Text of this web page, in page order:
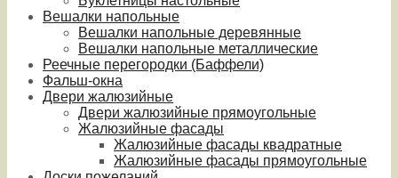
Вешалки напольные
Вешалки напольные деревянные
Вешалки напольные металлические
Реечные перегородки (Баффели)
Фальш-окна
Двери жалюзийные
Двери жалюзийные прямоугольные
Жалюзийные фасады
Жалюзийные фасады квадратные
Жалюзийные фасады прямоугольные